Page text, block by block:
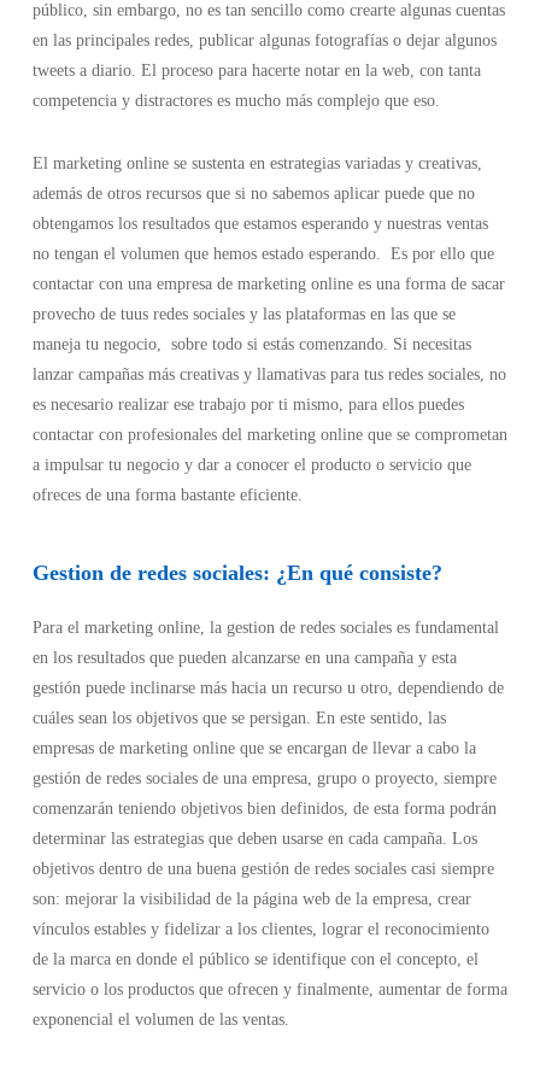
público, sin embargo, no es tan sencillo como crearte algunas cuentas
en las principales redes, publicar algunas fotografías o dejar algunos
tweets a diario. El proceso para hacerte notar en la web, con tanta
competencia y distractores es mucho más complejo que eso.
El marketing online se sustenta en estrategias variadas y creativas,
además de otros recursos que si no sabemos aplicar puede que no
obtengamos los resultados que estamos esperando y nuestras ventas
no tengan el volumen que hemos estado esperando. Es por ello que
contactar con una empresa de marketing online es una forma de sacar
provecho de tuus redes sociales y las plataformas en las que se
maneja tu negocio, sobre todo si estás comenzando. Si necesitas
lanzar campañas más creativas y llamativas para tus redes sociales, no
es necesario realizar ese trabajo por ti mismo, para ellos puedes
contactar con profesionales del marketing online que se comprometan
a impulsar tu negocio y dar a conocer el producto o servicio que
ofreces de una forma bastante eficiente.
Gestion de redes sociales: ¿En qué consiste?
Para el marketing online, la gestion de redes sociales es fundamental
en los resultados que pueden alcanzarse en una campaña y esta
gestión puede inclinarse más hacia un recurso u otro, dependiendo de
cuáles sean los objetivos que se persigan. En este sentido, las
empresas de marketing online que se encargan de llevar a cabo la
gestión de redes sociales de una empresa, grupo o proyecto, siempre
comenzarán teniendo objetivos bien definidos, de esta forma podrán
determinar las estrategias que deben usarse en cada campaña. Los
objetivos dentro de una buena gestión de redes sociales casi siempre
son: mejorar la visibilidad de la página web de la empresa, crear
vínculos estables y fidelizar a los clientes, lograr el reconocimiento
de la marca en donde el público se identifique con el concepto, el
servicio o los productos que ofrecen y finalmente, aumentar de forma
exponencial el volumen de las ventas.